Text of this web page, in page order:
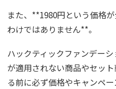
また、**1980円という価格
わけではありません**。
ハックティックファンデー
が適用されない商品やセッ
る前に必ず価格やキャンペ